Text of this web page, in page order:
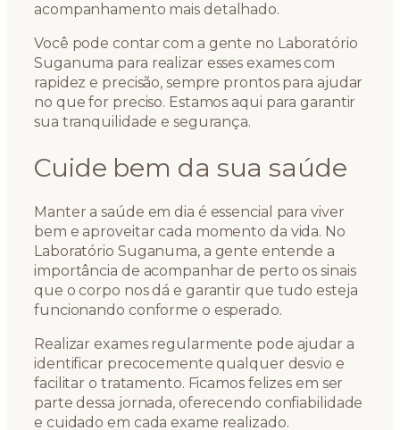
acompanhamento mais detalhado.
Você pode contar com a gente no Laboratório
Suganuma para realizar esses exames com
rapidez e precisão, sempre prontos para ajudar
no que for preciso. Estamos aqui para garantir
sua tranquilidade e segurança.
Cuide bem da sua saúde
Manter a saúde em dia é essencial para viver
bem e aproveitar cada momento da vida. No
Laboratório Suganuma, a gente entende a
importância de acompanhar de perto os sinais
que o corpo nos dá e garantir que tudo esteja
funcionando conforme o esperado.
Realizar exames regularmente pode ajudar a
identificar precocemente qualquer desvio e
facilitar o tratamento. Ficamos felizes em ser
parte dessa jornada, oferecendo confiabilidade
e cuidado em cada exame realizado.